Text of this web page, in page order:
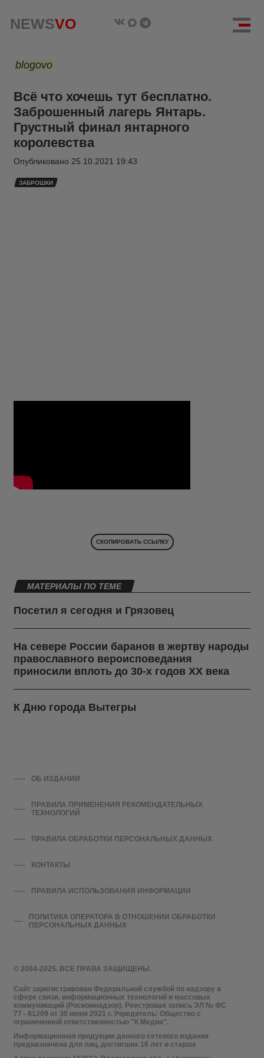
NEWSVO
blogovo
Всё что хочешь тут бесплатно.
Заброшенный лагерь Янтарь.
Грустный финал янтарного
королевства
Опубликовано 25.10.2021 19:43
ЗАБРОШКИ
СКОПИРОВАТЬ ССЫЛКУ
МАТЕРИАЛЫ ПО ТЕМЕ
Посетил я сегодня и Грязовец
На севере России баранов в жертву народы
православного вероисповедания
приносили вплоть до 30-х годов ХХ века
К Дню города Вытегры
© 2004-2025. ВСЕ ПРАВА ЗАЩИЩЕНЫ.
Сайт зарегистрирован Федеральной службой по надзору в
сфере связи, информационных технологий и массовых
коммуникаций (Роскомнадзор). Реестровая запись ЭЛ № ФС
77 - 81209 от 30 июня 2021 г. Учредитель: Общество с
ограниченной ответственностью "К Медиа".
Информационная продукция данного сетевого издания
предназначена для лиц, достигших 16 лет и старше
ОБ ИЗДАНИИ
ПРАВИЛА ПРИМЕНЕНИЯ РЕКОМЕНДАТЕЛЬНЫХ
ТЕХНОЛОГИЙ
ПРАВИЛА ОБРАБОТКИ ПЕРСОНАЛЬНЫХ ДАННЫХ
КОНТАКТЫ
ПРАВИЛА ИСПОЛЬЗОВАНИЯ ИНФОРМАЦИИ
ПОЛИТИКА ОПЕРАТОРА В ОТНОШЕНИИ ОБРАБОТКИ
ПЕРСОНАЛЬНЫХ ДАННЫХ